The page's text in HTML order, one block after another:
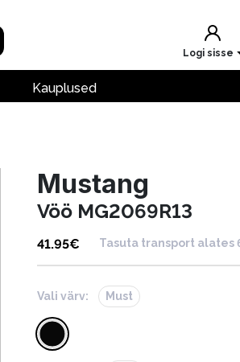
Logi sisse
Kauplused
Mustang
Vöö MG2069R13
41.95€ Tasuta transport alates
Vali värv: Must